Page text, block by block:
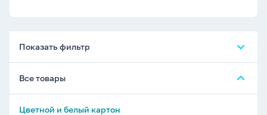
Показать фильтр
Все товары
Цветной и белый картон